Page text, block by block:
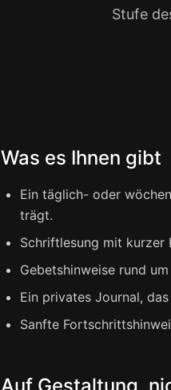
Stufe
Was es Ihnen gibt
Ein täglich- oder
trägt.
Schriftlesung mit kurzer
Gebetshinweise rund
Ein privates Journal,
Sanfte